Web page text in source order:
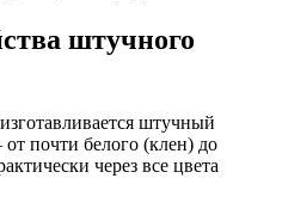
штучного
штучный
от почти белого (клен) до
через все цвета